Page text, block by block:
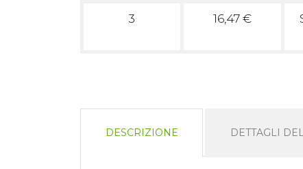
3 16,47 €
DESCRIZIONE DETTAGLI